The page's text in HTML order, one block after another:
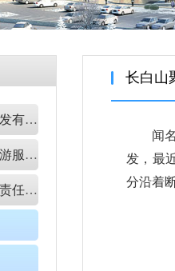
吉林省长白山蓝景温泉开发有限公司
长白山保护开发区易游旅游服务有限公司
吉林省天池酒店管理有限责任公司
长白山
闻
发，最
分沿着